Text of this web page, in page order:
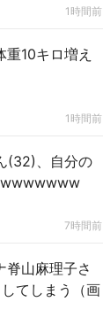
1時間前
重10キロ増え
1時間前
(32)、自分の
wwwwwww
7時間前
脊山麻理子さ
てしまう（画